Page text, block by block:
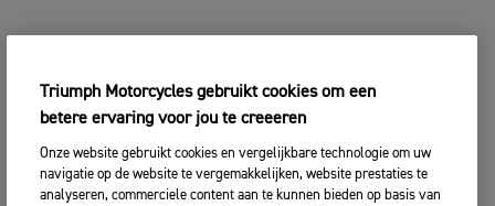
Triumph Motorcycles gebruikt cookies om een
betere ervaring voor jou te creeeren
Onze website gebruikt cookies en vergelijkbare technologie om uw
navigatie op de website te vergemakkelijken, website prestaties te
analyseren, commerciele content aan te kunnen bieden op basis van